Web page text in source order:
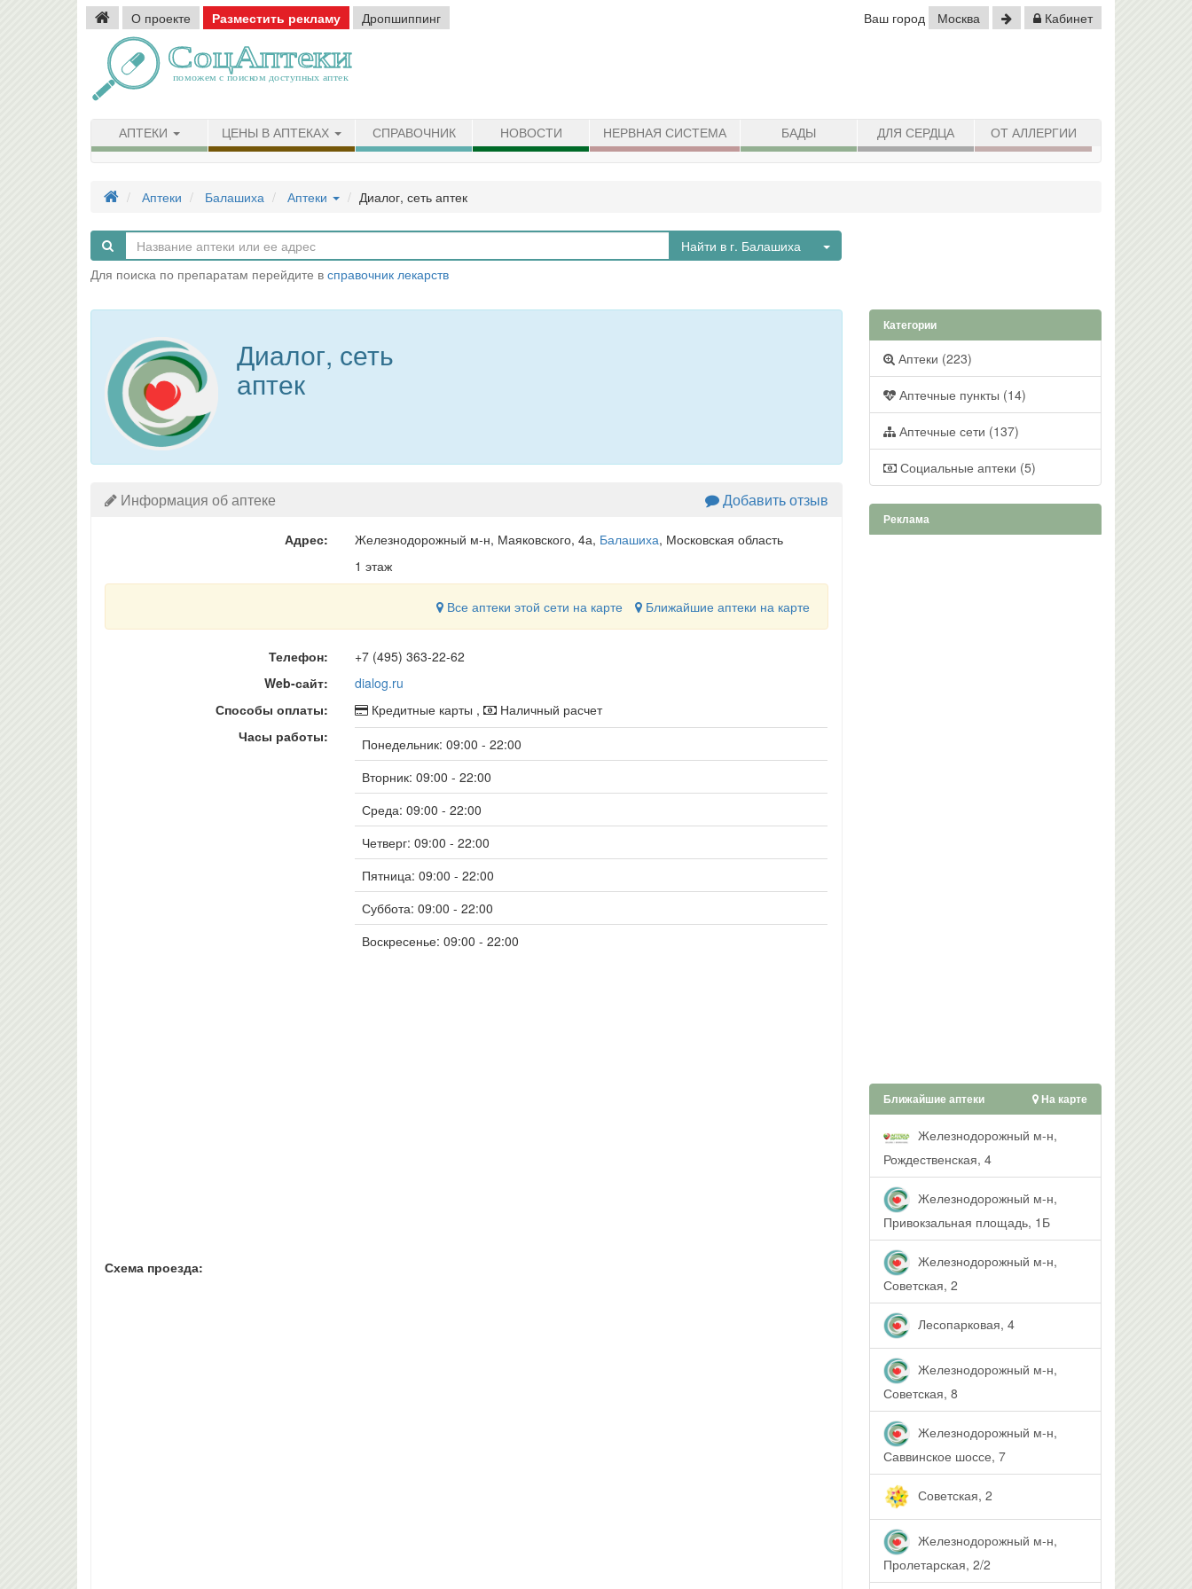
О проекте Разместить рекламу Дропшиппинг Ваш город Москва Кабинет
АПТЕКИ ЦЕНЫ В АПТЕКАХ СПРАВОЧНИК НОВОСТИ НЕРВНАЯ СИСТЕМА БАДЫ ДЛЯ СЕРДЦА ОТ АЛЛЕРГИИ
Аптеки Балашиха Аптеки Диалог, сеть аптек
Найти в г. Балашиха
Toggle Dropdown
Для поиска по препаратам перейдите в справочник лекарств
Диалог, сеть
аптек
Информация об аптеке Добавить отзыв
Адрес: Железнодорожный м-н, Маяковского, 4а, Балашиха, Московская область
1 этаж
Все аптеки этой сети на карте Ближайшие аптеки на карте
Телефон:
+7 (495) 363-22-62
Web-сайт:
dialog.ru
Способы оплаты:
Кредитные карты ,
Наличный расчет
Часы работы:
Понедельник: 09:00 - 22:00
Вторник: 09:00 - 22:00
Среда: 09:00 - 22:00
Четверг: 09:00 - 22:00
Пятница: 09:00 - 22:00
Суббота: 09:00 - 22:00
Воскресенье: 09:00 - 22:00
Схема проезда:
Категории
Аптеки (223)
Аптечные пункты (14)
Аптечные сети (137)
Социальные аптеки (5)
Реклама
Ближайшие аптеки На карте
Железнодорожный м-н,
Рождественская, 4
Железнодорожный м-н,
Привокзальная площадь, 1Б
Железнодорожный м-н,
Советская, 2
Лесопарковая, 4
Железнодорожный м-н,
Советская, 8
Железнодорожный м-н,
Саввинское шоссе, 7
Советская, 2
Железнодорожный м-н,
Пролетарская, 2/2